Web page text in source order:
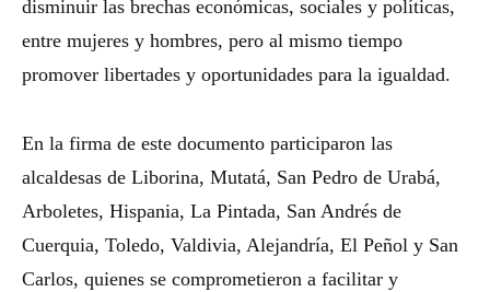
disminuir las brechas económicas, sociales y políticas,
entre mujeres y hombres, pero al mismo tiempo
promover libertades y oportunidades para la igualdad.
En la firma de este documento participaron las
alcaldesas de Liborina, Mutatá, San Pedro de Urabá,
Arboletes, Hispania, La Pintada, San Andrés de
Cuerquia, Toledo, Valdivia, Alejandría, El Peñol y San
Carlos, quienes se comprometieron a facilitar y